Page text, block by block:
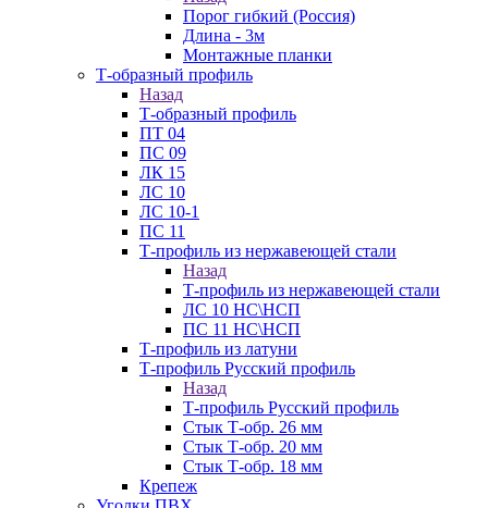
Порог гибкий (Россия)
Длина - 3м
Монтажные планки
Т-образный профиль
Назад
Т-образный профиль
ПТ 04
ПС 09
ЛК 15
ЛС 10
ЛС 10-1
ПС 11
Т-профиль из нержавеющей стали
Назад
Т-профиль из нержавеющей стали
ЛС 10 НС\НСП
ПС 11 НС\НСП
Т-профиль из латуни
Т-профиль Русский профиль
Назад
Т-профиль Русский профиль
Стык Т-обр. 26 мм
Стык Т-обр. 20 мм
Стык Т-обр. 18 мм
Крепеж